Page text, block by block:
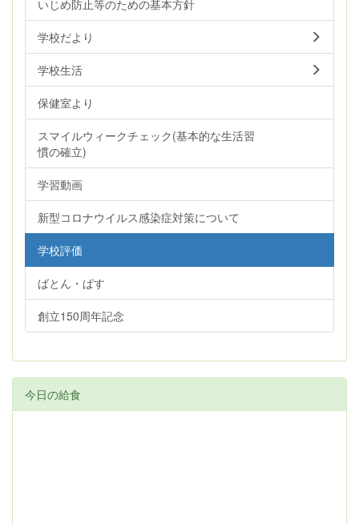
いじめ防止等のための基本方針
学校だより
学校生活
保健室より
スマイルウィークチェック(基本的な生活習
慣の確立)
学習動画
新型コロナウイルス感染症対策について
学校評価
ばとん・ぱす
創立150周年記念
今日の給食